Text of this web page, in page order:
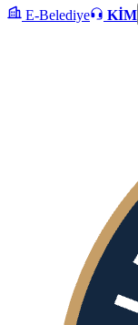
E-Belediye KİM